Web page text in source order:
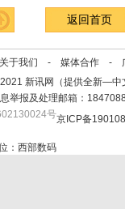
返回首页
关于我们 - 媒体合作 -
新讯网（提供全新—中
举报及处理邮箱：
号京ICP备
：西部数码